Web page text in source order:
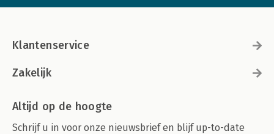
Klantenservice
Zakelijk
Altijd op de hoogte
Schrijf u in voor onze nieuwsbrief en blijf up-to-date